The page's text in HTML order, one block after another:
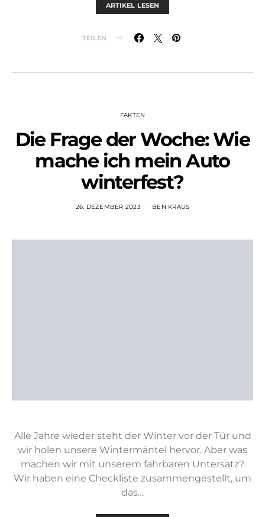
ARTIKEL LESEN
TEILEN
FAKTEN
Die Frage der Woche: Wie
mache ich mein Auto
winterfest?
26. DEZEMBER 2023 BEN KRAUS
Alle Jahre wieder steht der Winter vor der Tür und
wir holen unsere Wintermäntel hervor. Aber was
machen wir mit unserem fahrbaren Untersatz?
Wir haben eine Checkliste zusammengestellt, um
das…